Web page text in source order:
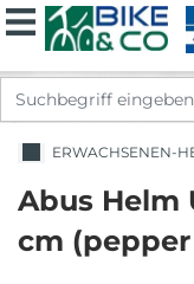
ERWACHSENEN-
Abus Helm
cm